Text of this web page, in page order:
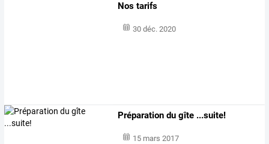
Nos tarifs
30 déc. 2020
Préparation du gîte ...suite!
15 mars 2017